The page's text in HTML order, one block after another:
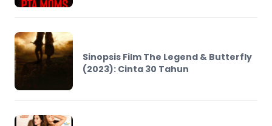
Sinopsis Film The Legend & Butterfly
(2023): Cinta 30 Tahun